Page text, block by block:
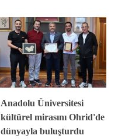
Anadolu Üniversitesi
kültürel mirasını Ohrid'de
dünyayla buluşturdu